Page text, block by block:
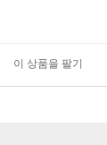
이 상품을 팔기